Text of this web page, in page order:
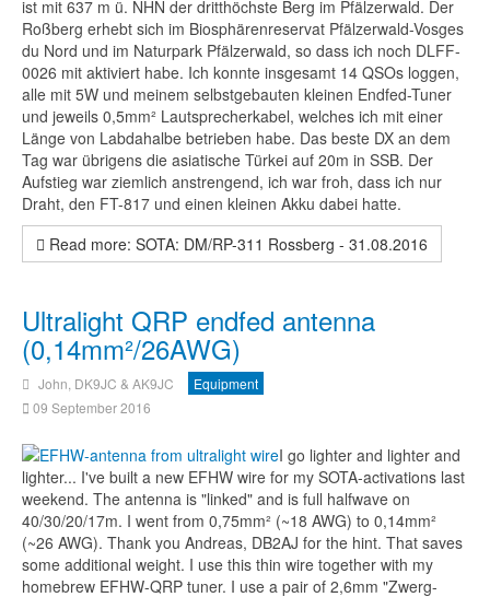
ist mit 637 m ü. NHN der dritthöchste Berg im Pfälzerwald. Der
Roßberg erhebt sich im Biosphärenreservat Pfälzerwald-Vosges
du Nord und im Naturpark Pfälzerwald, so dass ich noch DLFF-
0026 mit aktiviert habe. Ich konnte insgesamt 14 QSOs loggen,
alle mit 5W und meinem selbstgebauten kleinen Endfed-Tuner
und jeweils 0,5mm² Lautsprecherkabel, welches ich mit einer
Länge von Labdahalbe betrieben habe. Das beste DX an dem
Tag war übrigens die asiatische Türkei auf 20m in SSB. Der
Aufstieg war ziemlich anstrengend, ich war froh, dass ich nur
Draht, den FT-817 und einen kleinen Akku dabei hatte.
Read more: SOTA: DM/RP-311 Rossberg - 31.08.2016
Ultralight QRP endfed antenna
(0,14mm²/26AWG)
John, DK9JC & AK9JC
Equipment
09 September 2016
I go lighter and lighter and
lighter... I've built a new EFHW wire for my SOTA-activations last
weekend. The antenna is "linked" and is full halfwave on
40/30/20/17m. I went from 0,75mm² (~18 AWG) to 0,14mm²
(~26 AWG). Thank you Andreas, DB2AJ for the hint. That saves
some additional weight. I use this thin wire together with my
homebrew EFHW-QRP tuner. I use a pair of 2,6mm "Zwerg-